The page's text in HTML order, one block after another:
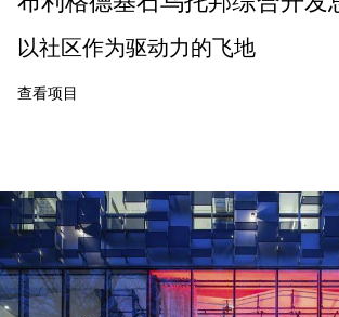
以社区作为驱动力的飞地
查看项目